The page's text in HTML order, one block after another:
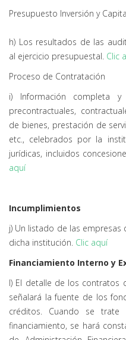
Presupuesto Inversión y
h) Los resultados de las
al ejercicio presupuestal. Clic
Proceso de Contratación
i) Información completa
precontractuales,
de bienes, prestación de
etc., celebrados por la
jurídicas, incluidos
aquí
Incumplimientos
j) Un listado de las
dicha institución. Clic aquí
Financiamiento Interno y
l) El detalle de los contratos
señalará la fuente de los
créditos. Cuando se
financiamiento, se hará